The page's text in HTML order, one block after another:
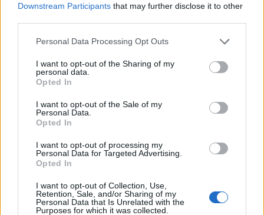
Downstream Participants that may further disclose it to other
Please note that this website/app uses one or more Google
not limited to your visit or usage behaviour. You may click to
grant or deny consent to Google and its third-party tags to
use your data for below specified purposes in below Google
consent section.
Personal Data Processing Opt Outs
I want to opt-out of the Sharing of my
personal data.
Opted In
I want to opt-out of the Sale of my
Personal Data.
Opted In
I want to opt-out of processing my
Personal Data for Targeted Advertising.
Opted In
I want to opt-out of Collection, Use,
Retention, Sale, and/or Sharing of my
Personal Data that Is Unrelated with the
Purposes for which it was collected.